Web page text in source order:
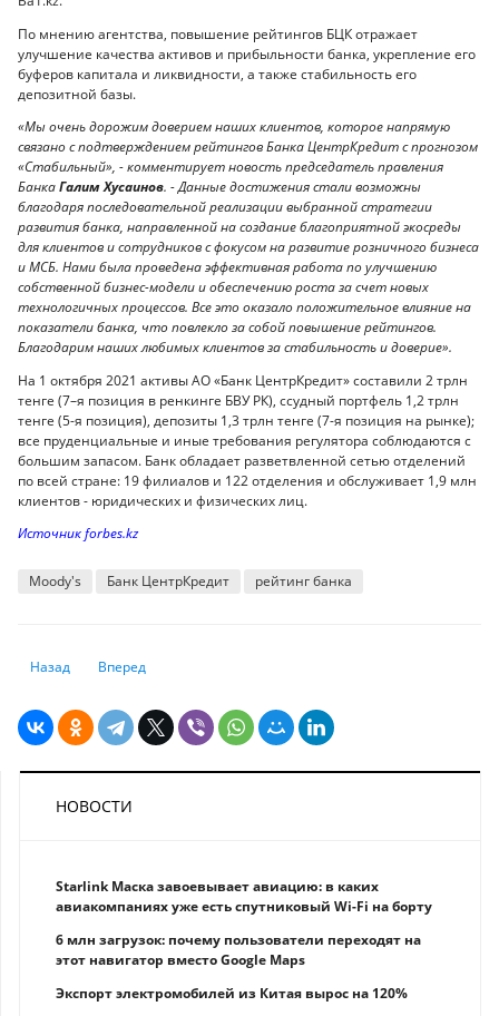
По мнению агентства, повышение рейтингов БЦК отражает
улучшение качества активов и прибыльности банка, укрепление его
буферов капитала и ликвидности, а также стабильность его
депозитной базы.
«Мы очень дорожим доверием наших клиентов, которое напрямую
связано с подтверждением рейтингов Банка ЦентрКредит с прогнозом
«Стабильный», - комментирует новость председатель правления
БанкаГалим Хусаинов. - Данные достижения стали возможны
благодаря последовательной реализации выбранной стратегии
развития банка, направленной на создание благоприятной экосреды
для клиентов и сотрудников с фокусом на развитие розничного бизнеса
и МСБ. Нами была проведена эффективная работа по улучшению
собственной бизнес-модели и обеспечению роста за счет новых
технологичных процессов. Все это оказало положительное влияние на
показатели банка, что повлекло за собой повышение рейтингов.
Благодарим наших любимых клиентов за стабильность и доверие».
На 1 октября 2021 активы АО «Банк ЦентрКредит» составили 2 трлн
тенге (7–я позиция в ренкинге БВУ РК), ссудный портфель 1,2 трлн
тенге (5-я позиция), депозиты 1,3 трлн тенге (7-я позиция на рынке);
все пруденциальные и иные требования регулятора соблюдаются с
большим запасом. Банк обладает разветвленной сетью отделений
по всей стране: 19 филиалов и 122 отделения и обслуживает 1,9 млн
клиентов - юридических и физических лиц.
Источник forbes.kz
Moody's Банк ЦентрКредит рейтинг банка
Предыдущий: Мобильные переводы казахстанцев проверит
Назад Следующий: JP Morgan становится самым системно
Вперед
НОВОСТИ
Starlink Маска завоевывает авиацию: в каких
авиакомпаниях уже есть спутниковый Wi-Fi на борту
6 млн загрузок: почему пользователи переходят на
этот навигатор вместо Google Maps
Экспорт электромобилей из Китая вырос на 120%